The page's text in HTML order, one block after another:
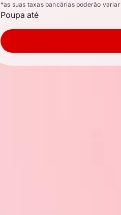
*as suas taxas bancárias poderão variar
Poupa até